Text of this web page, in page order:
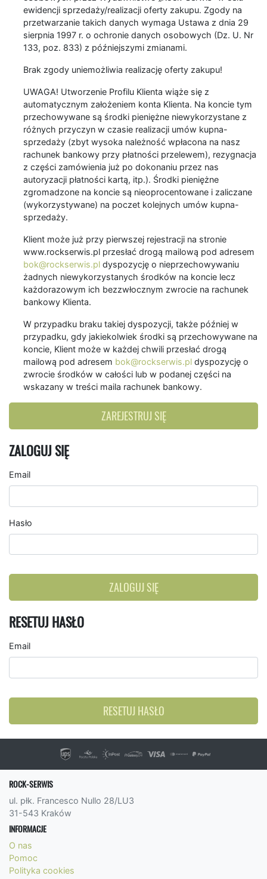
ewidencji sprzedaży/realizacji oferty zakupu. Zgody na
przetwarzanie takich danych wymaga Ustawa z dnia 29
sierpnia 1997 r. o ochronie danych osobowych (Dz. U. Nr
133, poz. 833) z późniejszymi zmianami.
Brak zgody uniemożliwia realizację oferty zakupu!
UWAGA! Utworzenie Profilu Klienta wiąże się z
automatycznym założeniem konta Klienta. Na koncie tym
przechowywane są środki pieniężne niewykorzystane z
różnych przyczyn w czasie realizacji umów kupna-
sprzedaży (zbyt wysoka należność wpłacona na nasz
rachunek bankowy przy płatności przelewem), rezygnacja
z części zamówienia już po dokonaniu przez nas
autoryzacji płatności kartą, itp.). Środki pieniężne
zgromadzone na koncie są nieoprocentowane i zaliczane
(wykorzystywane) na poczet kolejnych umów kupna-
sprzedaży.
Klient może już przy pierwszej rejestracji na stronie
www.rockserwis.pl przesłać drogą mailową pod adresem
bok@rockserwis.pl dyspozycję o nieprzechowywaniu
żadnych niewykorzystanych środków na koncie lecz
każdorazowym ich bezzwłocznym zwrocie na rachunek
bankowy Klienta.
W przypadku braku takiej dyspozycji, także później w
przypadku, gdy jakiekolwiek środki są przechowywane na
koncie, Klient może w każdej chwili przesłać drogą
mailową pod adresem bok@rockserwis.pl dyspozycję o
zwrocie środków w całości lub w podanej części na
wskazany w treści maila rachunek bankowy.
ZAREJESTRUJ SIĘ
ZALOGUJ SIĘ
Email
Hasło
ZALOGUJ SIĘ
RESETUJ HASŁO
Email
RESETUJ HASŁO
ROCK-SERWIS
ul. płk. Francesco Nullo 28/LU3
31-543 Kraków
INFORMACJE
O nas
Pomoc
Polityka cookies